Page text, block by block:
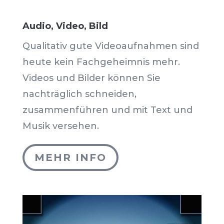
Audio, Video, Bild
Qualitativ gute Videoaufnahmen sind
heute kein Fachgeheimnis mehr.
Videos und Bilder können Sie
nachträglich schneiden,
zusammenführen und mit Text und
Musik versehen.
MEHR INFO